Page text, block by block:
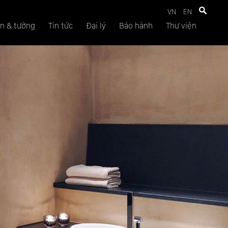
VN EN
& tường Tin tức Đại lý Bảo hành Thư viện